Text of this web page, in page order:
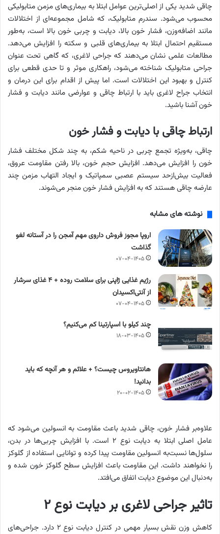
چاقی شدید یکی از اصلی‌ترین عوامل ابتلا به بیماری‌های مزمن متابولیکی
محسوب می‌شود. سندرم متابولیک، که شامل مجموعه‌ای از اختلالات
مانند اضافه‌وزن، فشار خون بالا، دیابت و چربی خون بالا است، به‌طور
مستقیم احتمال ابتلا به بیماری‌های قلبی و سکته را افزایش می‌دهد.
مطالعات علمی نشان می‌دهند که جراحی لاغری، که گاهی تحت عنوان
جراحی متابولیک شناخته می‌شود، راهکاری موثر و تا حدی قطعی برای
کنترل و بهبود این اختلالات است. اما پیش از اقدام برای این درمان و
انتخاب جراح لاغری باید با ارتباط چاقی و عوارضی مانند دیابت و فشار
خون آشنا باشید.
ارتباط چاقی با دیابت و فشار خون
چاقی، به‌ویژه تجمع چربی در ناحیه شکم، به چند شکل مختلف فشار
خون را افزایش می‌دهد. افزایش حجم خون، بالا رفتن مقاومت عروق،
فعالیت بیش‌ازحد سیستم عصبی سمپاتیک و ایجاد التهاب مزمن چند
عارضه چاقی هستند که به افزایش فشار خون منجر می‌شوند.
نوشته های مشابه
اروپا مجوز فروش داروی مهم آمجن را در آستانه لغو
گذاشت
۰۷-۰۴-۱۴۰۵
رژیم غذایی ژاپنی برای سلامت روده + ۴ غذای سرشار
از آنتی‌اکسیدان
۰۷-۰۴-۱۴۰۵
چند کیلو با اسپارتینا کم می‌کنیم؟
۱۸-۰۳-۱۴۰۵
هانتاویروس چیست؟ + علائم و هر آنچه که باید
بدانید!
۲۰-۰۲-۱۴۰۵
علاوه‌بر فشار خون، چاقی شدید باعث مقاومت به انسولین می‌شود که
عامل اصلی ابتلا به دیابت نوع ۲ است. با افزایش چربی‌ها در بدن،
سلول‌ها نسبت‌به انسولین مقاومت پیدا کرده و توانایی استفاده از گلوکز
را نخواهند داشت. این مقاومت باعث افزایش سطح گلوکز خون شده و
به‌دنبال این موضوع دیابت اتفاق می‌افتد.
تاثیر جراحی لاغری بر دیابت نوع ۲
کاهش وزن نقش بسیار مهمی در کنترل دیابت نوع ۲ دارد. جراحی‌های